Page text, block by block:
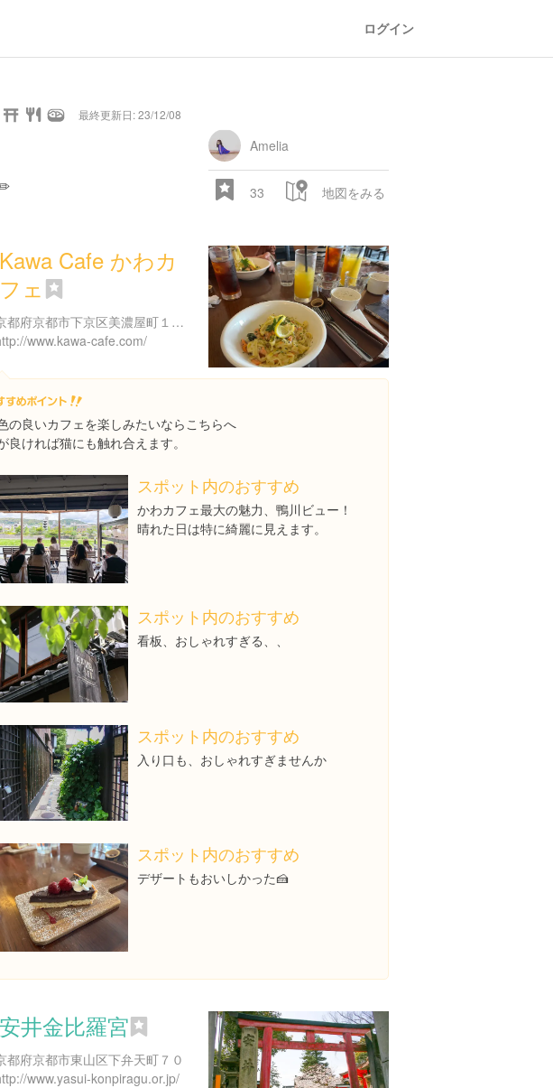
ログイン
最終更新日: 23/12/08
Amelia
33 地図をみる
Kawa Cafe かわカ
フェ
京都府京都市下京区美濃屋町１７６-１
www.kawa-cafe.com/
の良いカフェを楽しみたいならこちらへ
良ければ猫にも触れ合えます。
スポット内のおすすめ
かわカフェ最大の魅力、鴨川ビュー！
晴れた日は特に綺麗に見えます。
スポット内のおすすめ
看板、おしゃれすぎる、、
スポット内のおすすめ
入り口も、おしゃれすぎませんか
スポット内のおすすめ
デザートもおいしかった🍰
安井金比羅宮
都府京都市東山区下弁天町７０
www.yasui-konpiragu.or.jp/